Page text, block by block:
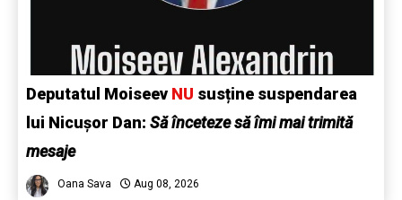
Deputatul Moiseev NU susține suspendarea
lui Nicușor Dan: Să înceteze să îmi mai trimită
mesaje
Oana Sava Aug 08, 2026